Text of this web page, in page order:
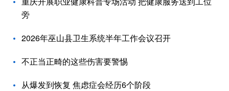
旁
2026年巫山县卫生系统半年工作会议召开
不正当正畸的这些伤害要警惕
从爆发到恢复 焦虑症会经历6个阶段